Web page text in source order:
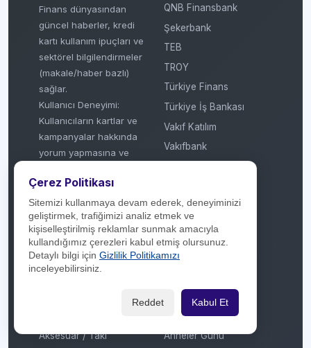
Finans dünyasından
güncel haberler, kredi
kartı kullanım ipuçları ve
sektörel bilgilendirmeler
(makale/haber bazlı)
sağlar.
Kullanıcı Deneyimi:
Kullanıcıların kartlar ve
kampanyalar hakkında
yorum yapmasına ve
olanak tanıyarak
topluluk odaklı bir
referans kaynağı
oluşturur.
© 2018 - 2026
QNB Finansbank
Şekerbank
TEB
TROY
Türkiye Finans
Türkiye İş Bankası
Vakıf Katılım
Vakıfbank
Ziraat Bankası
Ziraat Katılım
Aksesuar / Takı
Aktüel / Broşür
Anneler Günü
Çerez Politikası
Sitemizi kullanmaya devam ederek, deneyiminizi
geliştirmek, trafiğimizi analiz etmek ve
kişiselleştirilmiş reklamlar sunmak amacıyla
kullandığımız çerezleri kabul etmiş olursunuz.
Detaylı bilgi için Gizlilik Politikamızı
inceleyebilirsiniz.
Reddet Kabul Et